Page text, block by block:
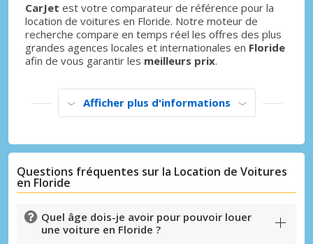
Promotions spéciales
Accédez à toutes vos réservations en un
CarJet est votre comparateur de référence pour la
location de voitures en Floride. Notre moteur de
recherche compare en temps réel les offres des plus
grandes agences locales et internationales en Floride
afin de vous garantir les meilleurs prix.
Afficher plus d'informations
Questions fréquentes sur la Location de Voitures
en Floride
Quel âge dois-je avoir pour pouvoir louer
une voiture en Floride ?